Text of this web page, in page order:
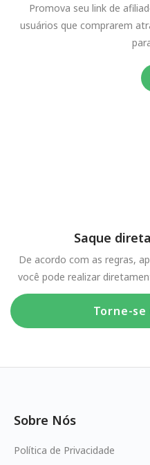
Promova seu link de
usuários que comprarem
Saque
De acordo com as regras,
você pode realizar
Torne-
Sobre Nós
Política de Privacidade